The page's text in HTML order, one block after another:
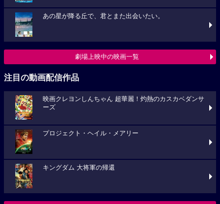
あの星が降る丘で、君とまた出会いたい。
劇場上映中の映画一覧
注目の動画配信作品
映画クレヨンしんちゃん 超華麗！灼熱のカスカベダンサ
ーズ
プロジェクト・ヘイル・メアリー
キングダム 大将軍の帰還